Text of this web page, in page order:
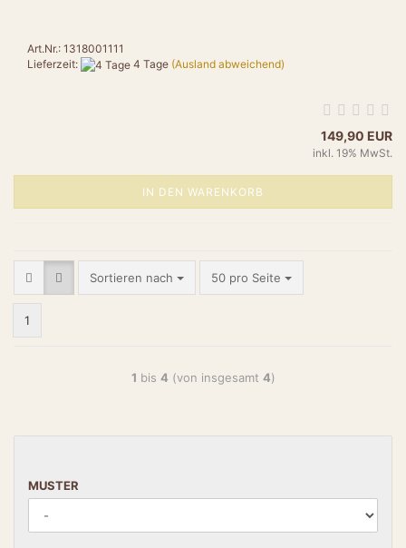
Art.Nr.: 1318001111
Lieferzeit:
4 Tage (Ausland abweichend)
149,90 EUR
inkl. 19% MwSt.
IN DEN WARENKORB
Sortieren nach 50 pro Seite
1
1 bis 4 (von insgesamt 4)
MUSTER